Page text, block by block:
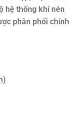
hệ thống khí nén
phân phối chính